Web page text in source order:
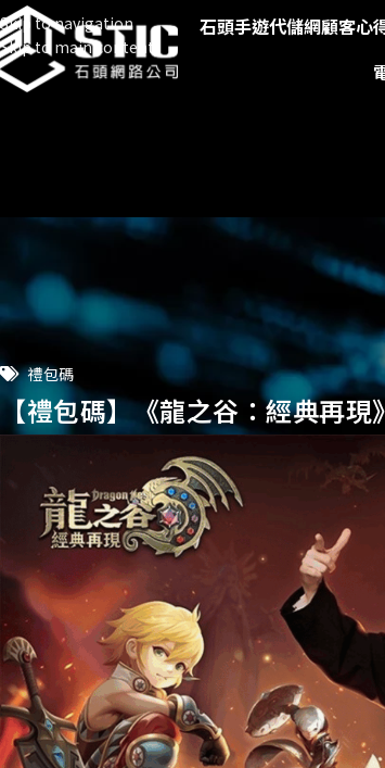
Skip to navigation
Skip to main content
石頭手遊代儲網顧客心
禮包碼
【禮包碼】《龍之谷：經典再